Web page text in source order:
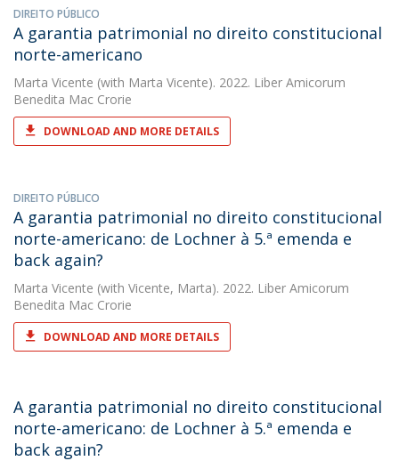
DIREITO PÚBLICO
A garantia patrimonial no direito constitucional
norte-americano
Marta Vicente (with Marta Vicente). 2022. Liber Amicorum
Benedita Mac Crorie
DOWNLOAD AND MORE DETAILS
DIREITO PÚBLICO
A garantia patrimonial no direito constitucional
norte-americano: de Lochner à 5.ª emenda e
back again?
Marta Vicente (with Vicente, Marta). 2022. Liber Amicorum
Benedita Mac Crorie
DOWNLOAD AND MORE DETAILS
A garantia patrimonial no direito constitucional
norte-americano: de Lochner à 5.ª emenda e
back again?